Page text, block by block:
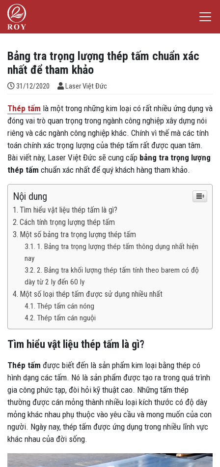
Chuyển đến nội dung
Laser Việt Đức
Bảng tra trọng lượng thép tấm chuẩn xác
nhất để tham khảo
31/12/2020 Đăng bởi
Laser Việt Đức
Thép tấm là một trong những kim loại có rất nhiều ứng dụng và
đóng vai trò quan trọng trong ngành công nghiệp xây dựng nói
riêng và các ngành công nghiệp khác. Chính vì thế mà các tính
toán chính xác trọng lượng của thép tấm rất được quan tâm.
Bài viết này, Laser Việt Đức sẽ cung cấp bảng tra trọng lượng
thép tấm chuẩn xác nhất để quý khách hàng tham khảo.
Nội dung
Tìm hiểu vật liệu thép tấm là gì?
Cách tính trọng lượng thép tấm
Một số bảng tra trọng lượng thép tấm
1. Bảng tra trọng lượng thép tấm thông dụng nhất hiện
nay
2. Bảng tra khối lượng thép tấm tính theo barem có độ
dày từ 2 ly đến 60 ly
Một số loại thép tấm được sử dụng nhiều nhất
Thép tấm cán nóng
Thép tấm cán nguội
Tìm hiểu vật liệu thép tấm là gì?
Thép tấm được biết đến là sản phẩm kim loại bằng thép có
hình dạng các tấm. Nó là sản phẩm được tạo ra trong quá trình
gia công phức tạp, đòi hỏi kỹ thuật cao. Những tấm thép
thường được cán mỏng thành nhiều loại kích thước có độ dày
mỏng khác nhau phụ thuộc vào yêu cầu và mong muốn của con
người. Ngày nay, thép tấm được ứng dụng trong nhiều lĩnh vực
khác nhau của đời sống.